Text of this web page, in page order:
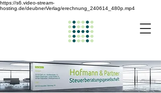
https://s6.video-stream-
hosting.de/deubnerVerlag/erechnung_240614_480p.mp4